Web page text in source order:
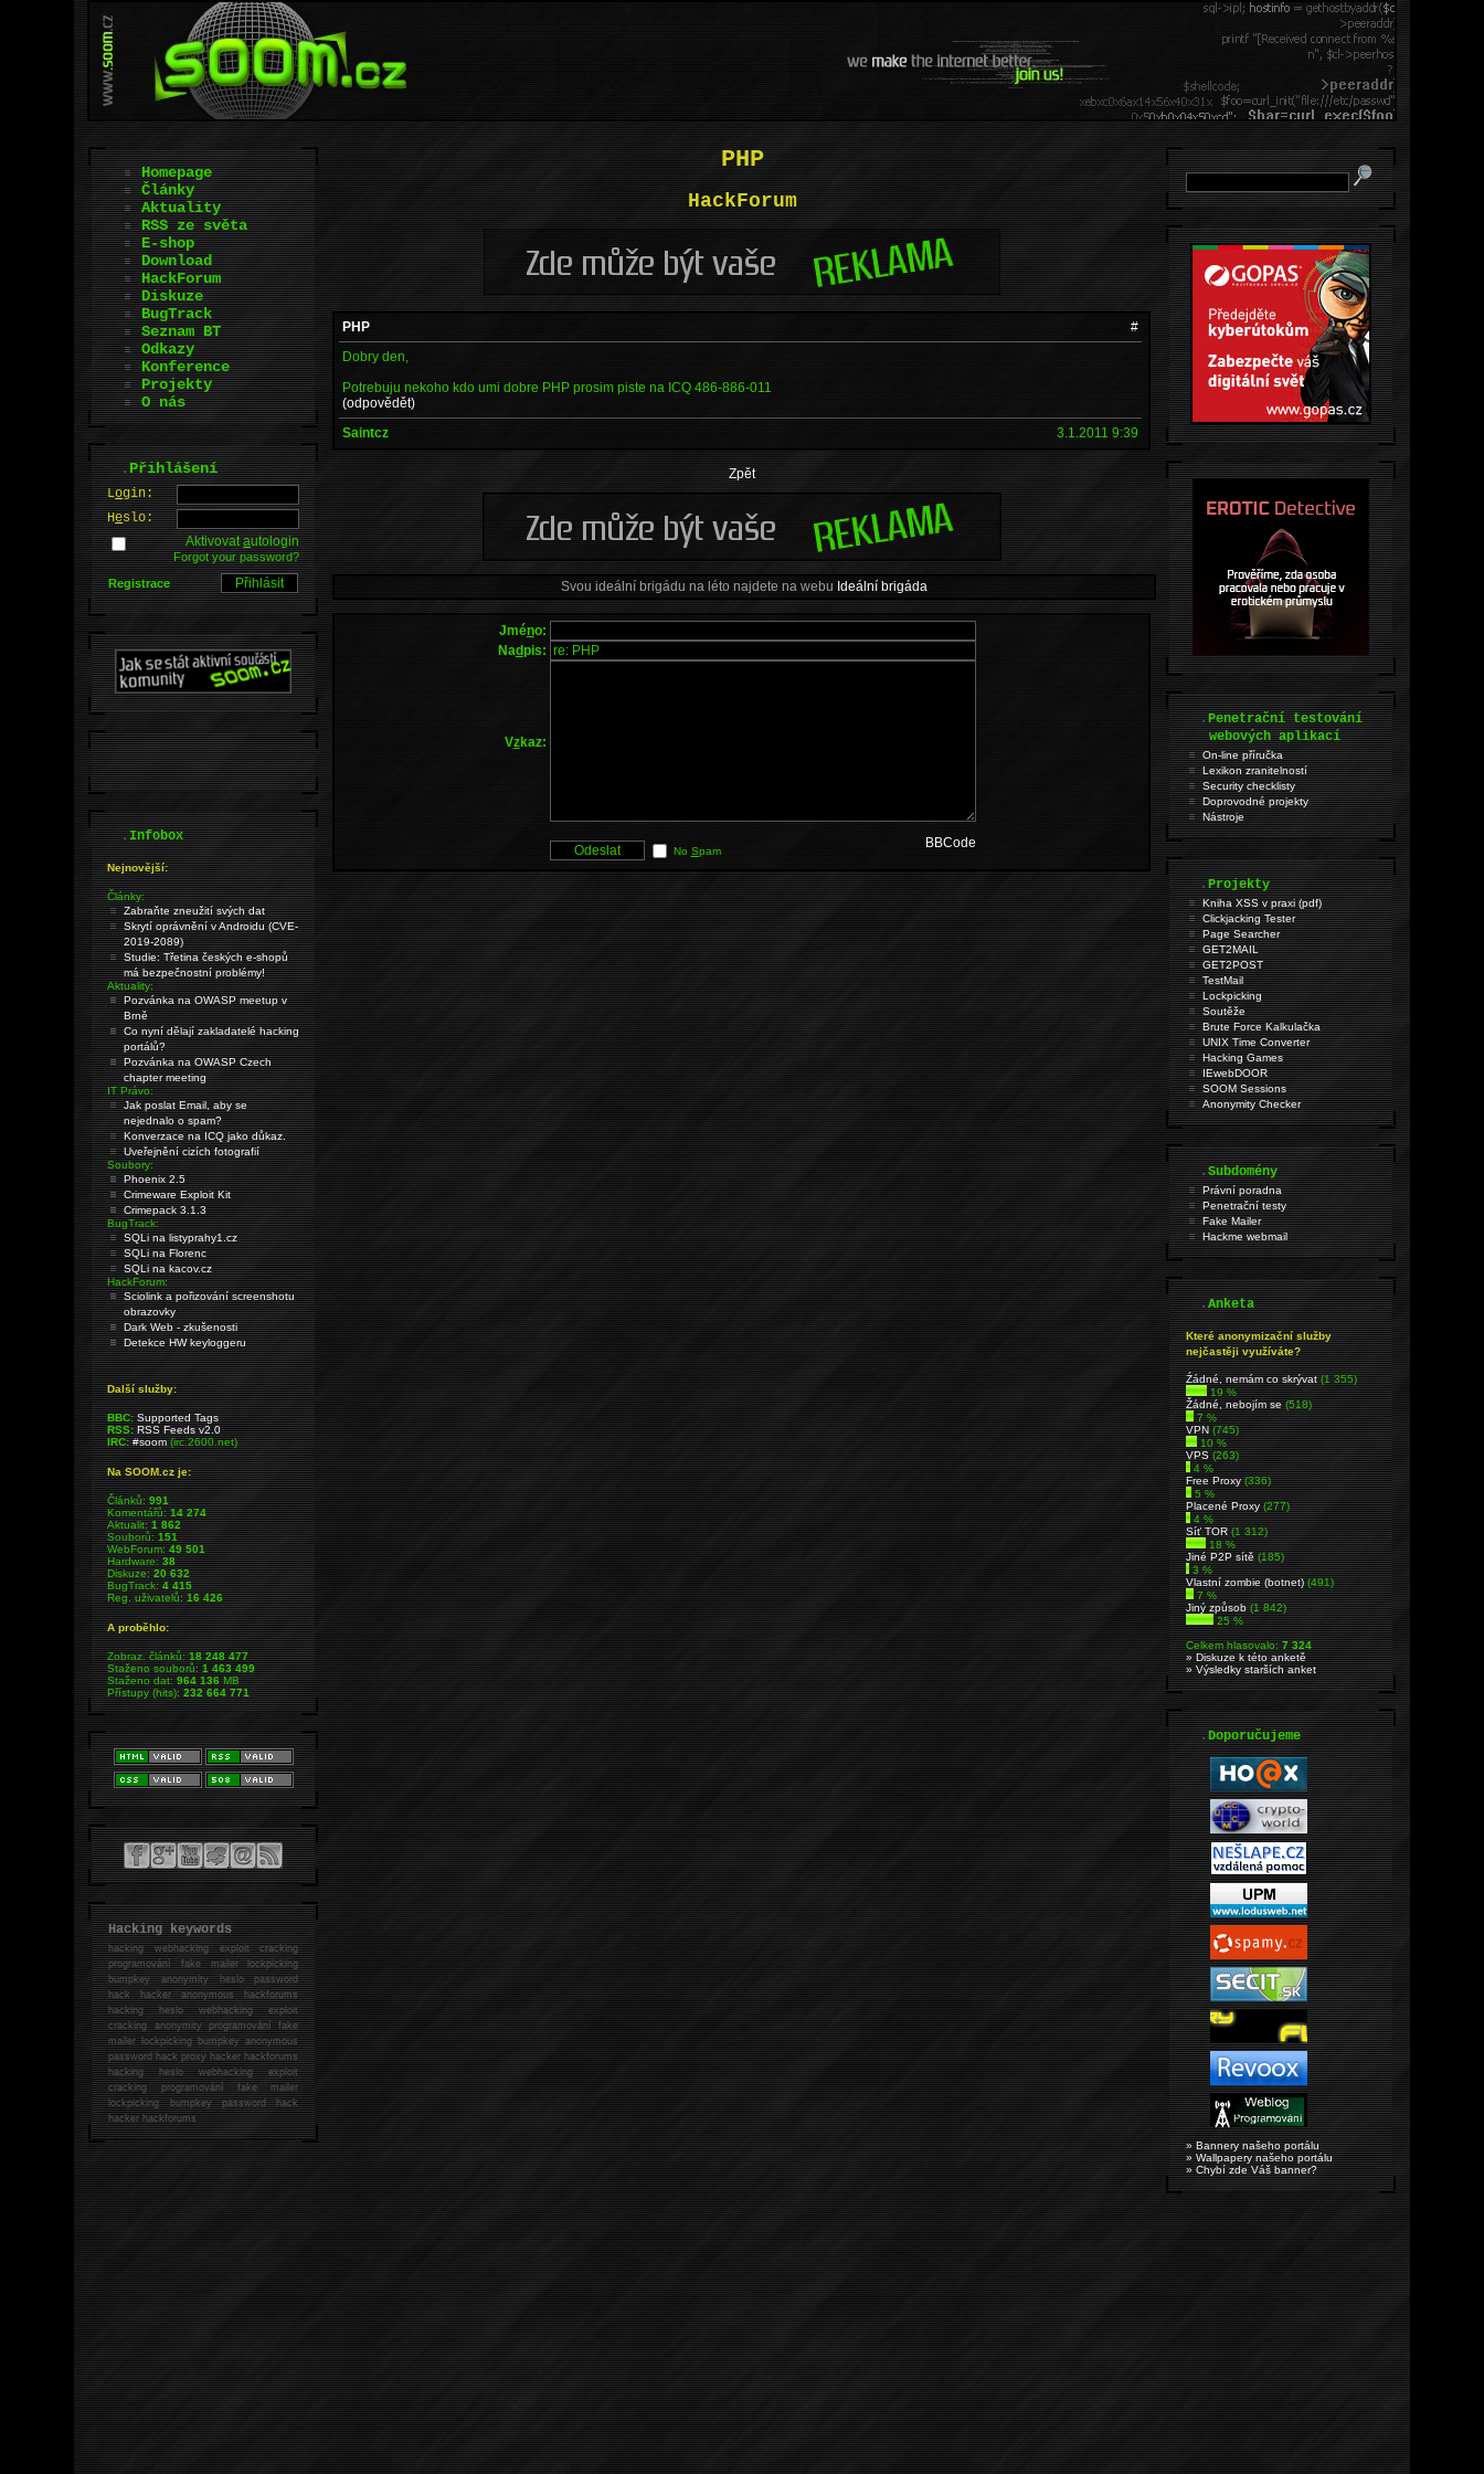
PHP
HackForum
PHP
#
Dobry den,
Potrebuju nekoho kdo umi dobre PHP prosim piste na ICQ 486-886-011
(odpovědět)
Saintcz
3.1.2011 9:39
Zpět
Svou ideální brigádu na léto najdete na webu Ideální brigáda
Jméno:
Nadpis:
Vzkaz:
No Spam
BBCode
Homepage
Články
Aktuality
RSS ze světa
E-shop
Download
HackForum
Diskuze
BugTrack
Seznam BT
Odkazy
Konference
Projekty
O nás
.Přihlášení
Login:
Heslo:
Aktivovatautologin
Forgot your password?
Registrace
.Infobox
Nejnovější:
Články:
Zabraňte zneužití svých dat
Skrytí oprávnění v Androidu (CVE-
2019-2089)
Studie: Třetina českých e-shopů
má bezpečnostní problémy!
Aktuality:
Pozvánka na OWASP meetup v
Brně
Co nyní dělají zakladatelé hacking
portálů?
Pozvánka na OWASP Czech
chapter meeting
IT Právo:
Jak poslat Email, aby se
nejednalo o spam?
Konverzace na ICQ jako důkaz.
Uveřejnění cizích fotografií
Soubory:
Phoenix 2.5
Crimeware Exploit Kit
Crimepack 3.1.3
BugTrack:
SQLi na listyprahy1.cz
SQLi na Florenc
SQLi na kacov.cz
HackForum:
Sciolink a pořizování screenshotu
obrazovky
Dark Web - zkušenosti
Detekce HW keyloggeru
Další služby:
BBC: Supported Tags
RSS: RSS Feeds v2.0
IRC: #soom(irc.2600.net)
Na SOOM.cz je:
Článků:991
Komentářů:14 274
Aktualit:1 862
Souborů:151
WebForum:49 501
Hardware:38
Diskuze:20 632
BugTrack:4 415
Reg. uživatelů:16 426
A proběhlo:
Zobraz. článků:18 248 477
Staženo souborů:1 463 499
Staženo dat:964 136MB
Přístupy (hits):232 664 771
Hacking keywords
hackingwebhacking exploit cracking
programování fake mailer lockpicking
bumpkey anonymity heslo password
hackhacker anonymous hackforums
hackingheslo webhacking exploit
cracking anonymity programování fake
mailer lockpicking bumpkey anonymous
password hack proxy hacker hackforums
hacking heslo webhacking exploit
cracking programování fake mailer
lockpicking bumpkey password hack
hackerhackforums
.Penetrační testování
webových aplikací
On-line příručka
Lexikon zranitelností
Security checklisty
Doprovodné projekty
Nástroje
.Projekty
Kniha XSS v praxi (pdf)
Clickjacking Tester
Page Searcher
GET2MAIL
GET2POST
TestMail
Lockpicking
Soutěže
Brute Force Kalkulačka
UNIX Time Converter
Hacking Games
IEwebDOOR
SOOM Sessions
Anonymity Checker
.Subdomény
Právní poradna
Penetrační testy
Fake Mailer
Hackme webmail
.Anketa
Které anonymizační služby
nejčastěji využíváte?
Źádné, nemám co skrývat(1 355)
19 %
Žádné, nebojím se(518)
7 %
VPN(745)
10 %
VPS(263)
4 %
Free Proxy(336)
5 %
Placené Proxy(277)
4 %
Síť TOR(1 312)
18 %
Jiné P2P sítě(185)
3 %
Vlastní zombie (botnet)(491)
7 %
Jiný způsob(1 842)
25 %
Celkem hlasovalo:7 324
» Diskuze k této anketě
» Výsledky starších anket
.Doporučujeme
» Bannery našeho portálu
» Wallpapery našeho portálu
» Chybí zde Váš banner?